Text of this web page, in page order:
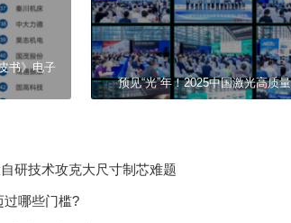
书》电子
预见“光”年！2025中国激光高质
研技术攻克大尺寸制芯难题
过哪些门槛?